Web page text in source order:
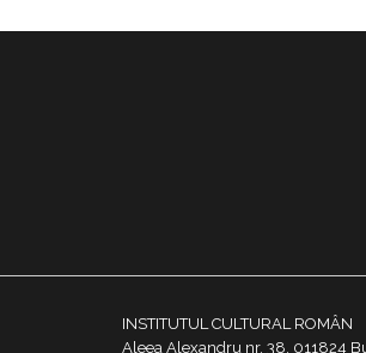
INSTITUTUL CULTURAL ROMÂN
Aleea Alexandru nr. 38, 011824